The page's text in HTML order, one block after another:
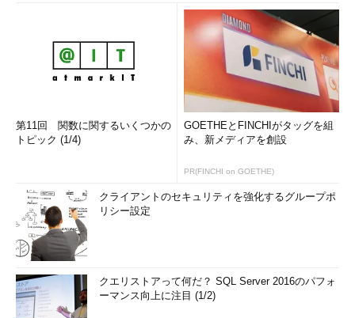
iPhone／Androidで使っているGoogle Authenticator（認
証システム）を別の端末に移行させる（TIPS）
Windowsでメールサーバ用にSMTP／POP3サービスをイ
ンストールする （TIPS）
第11回 関数に関するいくつかの
トピック (1/4)
GOETHEとFINCHIがタッグを組
み、新メディアを創設
PR(FINCHI on GOETHE)
クライアントのセキュリティを強化するグループポ
リシー設定
クエリストアって何だ？ SQL Server 2016のパフォ
ーマンス向上に注目 (1/2)